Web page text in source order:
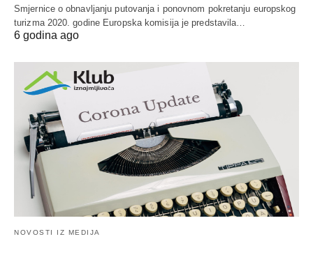
Smjernice o obnavljanju putovanja i ponovnom pokretanju europskog
turizma 2020. godine Europska komisija je predstavila…
6 godina ago
NOVOSTI IZ MEDIJA